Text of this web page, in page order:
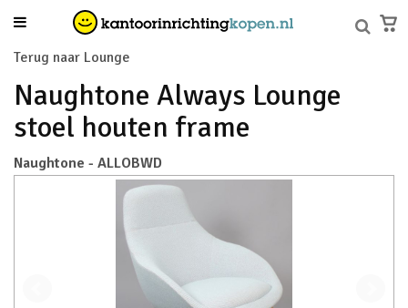
Terug naar Lounge
Naughtone Always Lounge
stoel houten frame
Naughtone - ALLOBWD